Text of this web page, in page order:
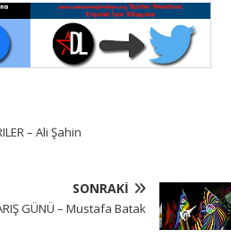
– Ali Şahin
SONRAKI
GÜNÜ – Mustafa Batak